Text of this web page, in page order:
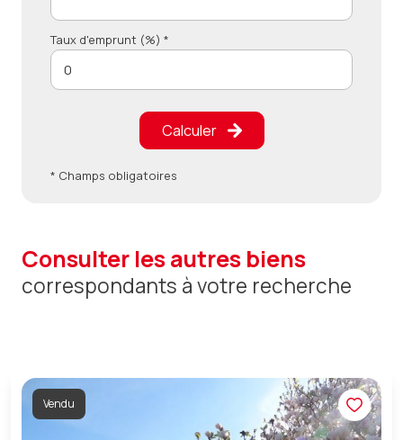
Taux d'emprunt (%) *
Calculer
* Champs obligatoires
consulter les autres biens
correspondants à votre recherche
Vendu